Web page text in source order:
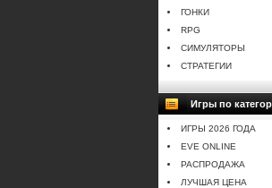
ГОНКИ
RPG
СИМУЛЯТОРЫ
СТРАТЕГИИ
Игры по
ИГРЫ 2026 ГОДА
EVE ONLINE
РАСПРОДАЖА
ЛУЧШАЯ ЦЕНА